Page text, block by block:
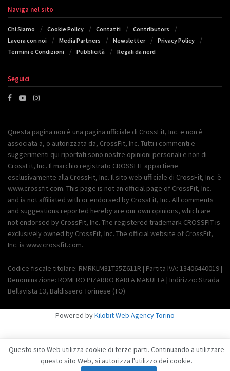
Naviga nel sito
Chi Siamo Cookie Policy Contatti
Contributors
Lavora con noi
Media Partners Newsletter
Privacy Policy
Termini e Condizioni
Pubblicità Regali da nerd
Seguici
Questa pagina non è una pagina ufficiale di CrossFit, Inc. e non è
associata a, o autorizzata da, CrossFit, Inc. Tutti i commenti e
suggerimenti qui riportati sono nostre opinioni personali e non di
CrossFit, Inc. Il marchio registrato CROSSFIT appartiene
esclusivamente alla CrossFit, Inc. Il sito web ufficiale di CrossFit, Inc. è
www.crossfit.com. This page is not an official page of CrossFit, Inc.
and is not affiliated with or endorsed by CrossFit, Inc. All comments
and suggestions reported hereby are our own opinions, which are
not endorsed by CrossFit, Inc. The registered trademark CROSSFIT is
exclusively owned by CrossFit, Inc. The official website of CrossFit,
Inc. is www.crossfit.com.
Codice fiscale titolare: RMRKLM81T55Z611R | Partita IVA: 13406440019 |
Denominazione: ROMERO PIZARRO KARLA MANUELA | Indirizzo: Strada
Bellavista 13, Baldissero Torinese (TO)
Powered byKilobit Web Agency Torino
Questo sito Web utilizza cookie di terze parti. Continuando a utilizzare
questo sito Web, si autorizza l'utilizzo dei cookie.